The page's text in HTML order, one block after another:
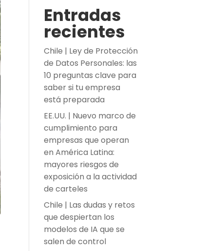
Entradas
recientes
Chile | Ley de Protección
de Datos Personales: las
10 preguntas clave para
saber si tu empresa
está preparada
EE.UU. | Nuevo marco de
cumplimiento para
empresas que operan
en América Latina:
mayores riesgos de
exposición a la actividad
de carteles
Chile | Las dudas y retos
que despiertan los
modelos de IA que se
salen de control